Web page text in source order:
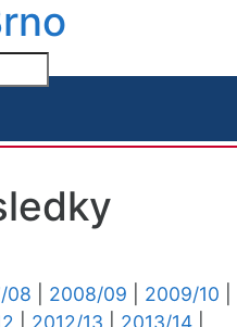
08 2008/09 2009/10
2012/13 2013/14